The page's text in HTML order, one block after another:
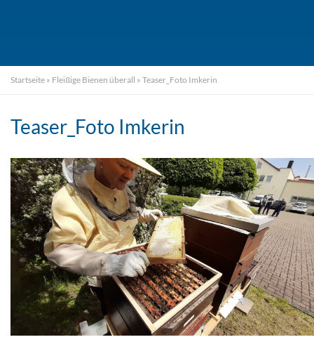
Startseite » Fleißige Bienen überall » Teaser_Foto Imkerin
Teaser_Foto Imkerin